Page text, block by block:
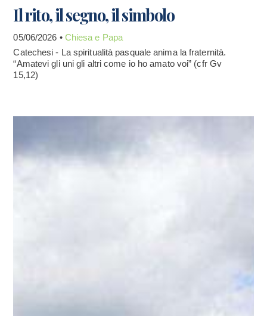
Il rito, il segno, il simbolo
05/06/2026 • Chiesa e Papa
Catechesi - La spiritualità pasquale anima la fraternità.
“Amatevi gli uni gli altri come io ho amato voi” (cfr Gv
15,12)